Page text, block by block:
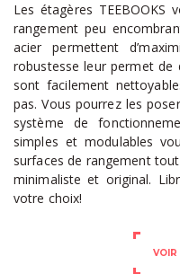
Les étagères
rangement peu
acier permettent
robustesse leur permet de
sont facilement
pas. Vous pourrez les
système de
simples et modulables
surfaces de rangement
minimaliste et original.
votre choix!